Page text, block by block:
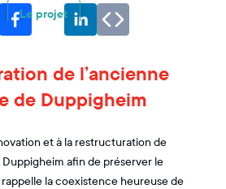
Le projet
de l’ancienne
de Duppigheim
et à la restructuration de
Duppigheim afin de préserver le
la coexistence heureuse de